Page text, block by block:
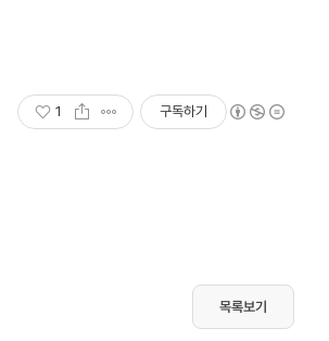
1 구독하기
목록보기